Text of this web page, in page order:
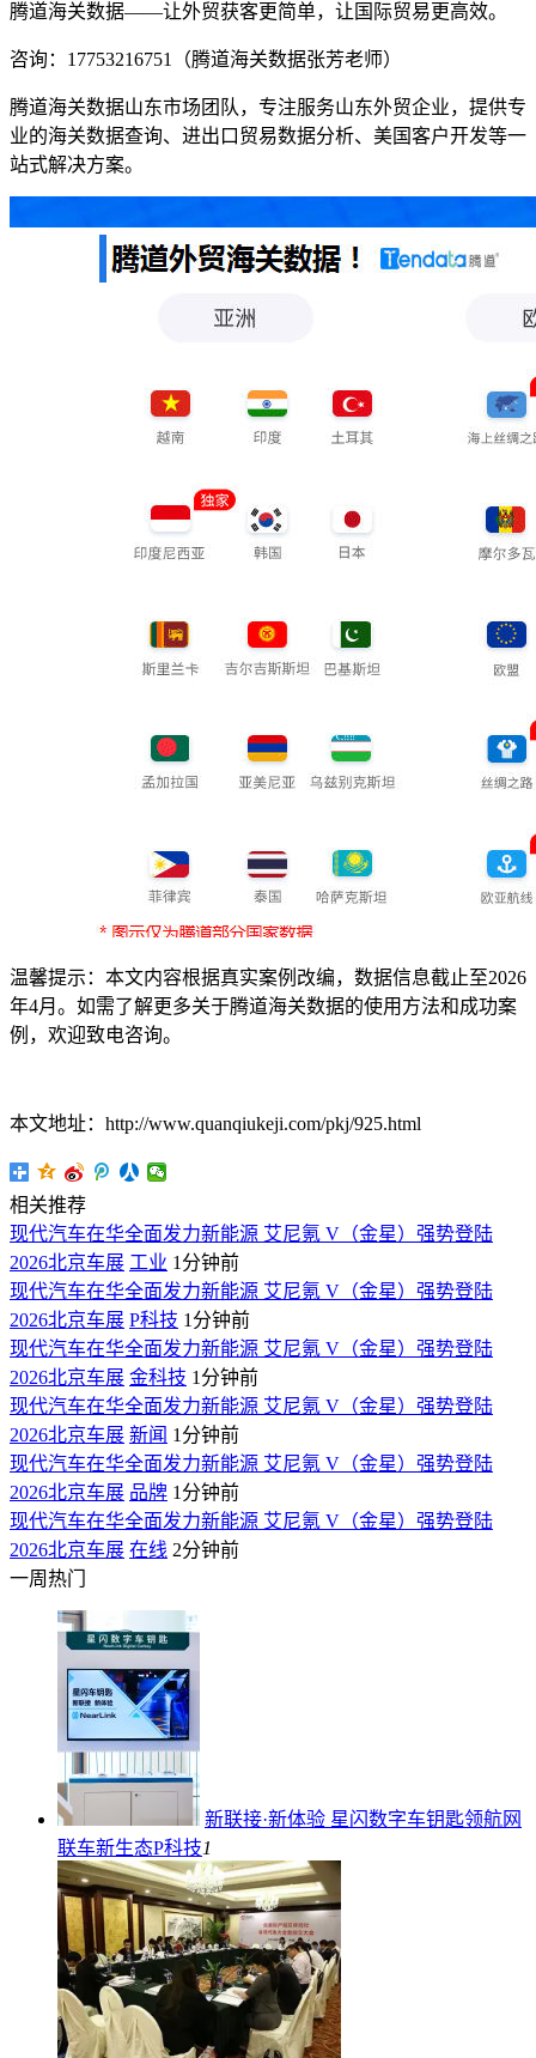
腾道海关数据——让外贸获客更简单，让国际贸易更高效。
咨询：17753216751（腾道海关数据张芳老师）
腾道海关数据山东市场团队，专注服务山东外贸企业，提供专
业的海关数据查询、进出口贸易数据分析、美国客户开发等一
站式解决方案。
温馨提示：本文内容根据真实案例改编，数据信息截止至2026
年4月。如需了解更多关于腾道海关数据的使用方法和成功案
例，欢迎致电咨询。
本文地址：http://www.quanqiukeji.com/pkj/925.html
相关推荐
现代汽车在华全面发力新能源 艾尼氪 V（金星）强势登陆
2026北京车展 工业 1分钟前
现代汽车在华全面发力新能源 艾尼氪 V（金星）强势登陆
2026北京车展 P科技 1分钟前
现代汽车在华全面发力新能源 艾尼氪 V（金星）强势登陆
2026北京车展 金科技 1分钟前
现代汽车在华全面发力新能源 艾尼氪 V（金星）强势登陆
2026北京车展 新闻 1分钟前
现代汽车在华全面发力新能源 艾尼氪 V（金星）强势登陆
2026北京车展 品牌 1分钟前
现代汽车在华全面发力新能源 艾尼氪 V（金星）强势登陆
2026北京车展 在线 2分钟前
一周热门
新联接·新体验 星闪数字车钥匙领航网
联车新生态P科技1